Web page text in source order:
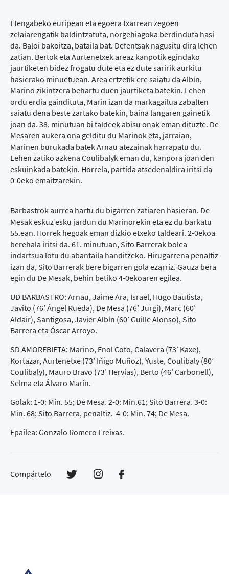
Etengabeko euripean eta egoera txarrean zegoen
zelaiarengatik baldintzatuta, norgehiagoka berdinduta hasi
da. Baloi bakoitza, bataila bat. Defentsak nagusitu dira lehen
zatian. Bertok eta Aurtenetxek areaz kanpotik egindako
jaurtiketen bidez frogatu dute eta ez dute saririk aurkitu
hasierako minuetuean. Area ertzetik ere saiatu da Albín,
Marino zikintzera behartu duen jaurtiketa batekin. Lehen
ordu erdia gaindituta, Marin izan da markagailua zabalten
saiatu dena beste zartako batekin, baina langaren gainetik
joan da. 38. minutuan bi taldeek abisu onak eman dituzte. De
Mesaren aukera ona gelditu du Marinok eta, jarraian,
Marinen burukada batek Arnau atezainak harrapatu du.
Lehen zatiko azkena Coulibalyk eman du, kanpora joan den
eskuinkada batekin. Horrela, partida atsedenaldira iritsi da
0-0eko emaitzarekin.
Barbastrok aurrea hartu du bigarren zatiaren hasieran. De
Mesak eskuz esku jardun du Marinorekin eta ez du barkatu
55.ean. Horrek hegoak eman dizkio etxeko taldeari. 2-0ekoa
berehala iritsi da. 61. minutuan, Sito Barrerak bolea
indartsua lotu du abantaila handitzeko. Hirugarrena penaltiz
izan da, Sito Barrerak bere bigarren gola ezarriz. Gauza bera
egin du De Mesak, behin betiko 4-0ekoaren egilea.
UD BARBASTRO: Arnau, Jaime Ara, Israel, Hugo Bautista,
Javito (76’ Ángel Rueda), De Mesa (76’ Jurgi), Marc (60’
Aldair), Santigosa, Javier Albín (60’ Guille Alonso), Sito
Barrera eta Óscar Arroyo.
SD AMOREBIETA: Marino, Enol Coto, Calavera (73’ Kaxe),
Kortazar, Aurtenetxe (73’ Iñigo Muñoz), Yuste, Coulibaly (80’
Coulibaly), Mauro Bravo (73’ Hervías), Berto (46’ Carbonell),
Selma eta Álvaro Marín.
Golak: 1-0: Min. 55; De Mesa. 2-0: Min.61; Sito Barrera. 3-0:
Min. 68; Sito Barrera, penaltiz. 4-0: Min. 74; De Mesa.
Epailea: Gonzalo Romero Freixas.
Compártelo